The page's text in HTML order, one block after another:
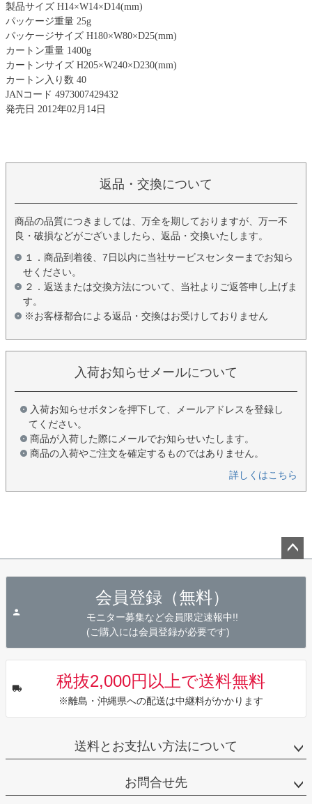
製品サイズ H14×W14×D14(mm)
パッケージ重量 25g
パッケージサイズ H180×W80×D25(mm)
カートン重量 1400g
カートンサイズ H205×W240×D230(mm)
カートン入り数 40
JANコード 4973007429432
発売日 2012年02月14日
返品・交換について
商品の品質につきましては、万全を期しておりますが、万一不
良・破損などがございましたら、返品・交換いたします。
１．商品到着後、7日以内に当社サービスセンターまでお知ら
せください。
２．返送または交換方法について、当社よりご返答申し上げま
す。
※お客様都合による返品・交換はお受けしておりません
入荷お知らせメールについて
入荷お知らせボタンを押下して、メールアドレスを登録し
てください。
商品が入荷した際にメールでお知らせいたします。
商品の入荷やご注文を確定するものではありません。
詳しくはこちら
会員登録（無料）
モニター募集など会員限定速報中!!
(ご購入には会員登録が必要です)
税抜2,000円以上で送料無料
※離島・沖縄県への配送は中継料がかかります
送料とお支払い方法について
お問合せ先